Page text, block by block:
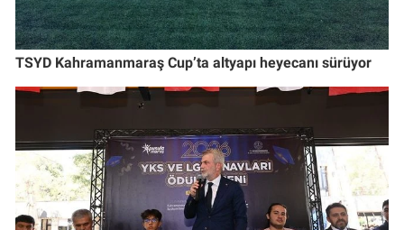
TSYD Kahramanmaraş Cup’ta altyapı heyecanı sürüyor